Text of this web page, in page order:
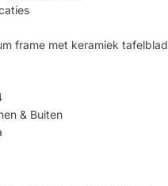
frame met keramiek tafelblad
& Buiten